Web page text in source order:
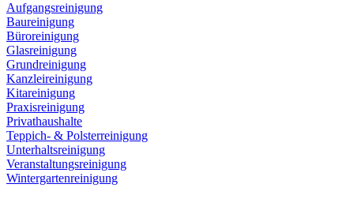
Aufgangsreinigung
Baureinigung
Büroreinigung
Glasreinigung
Grundreinigung
Kanzleireinigung
Kitareinigung
Praxisreinigung
Privathaushalte
Teppich- & Polsterreinigung
Unterhaltsreinigung
Veranstaltungsreinigung
Wintergartenreinigung